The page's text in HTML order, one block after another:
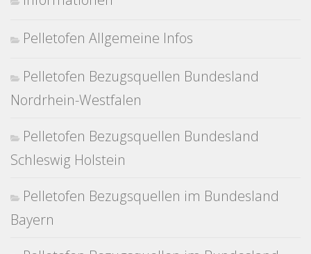
Pelletofen Allgemeine Infos
Pelletofen Bezugsquellen Bundesland
Nordrhein-Westfalen
Pelletofen Bezugsquellen Bundesland
Schleswig Holstein
Pelletofen Bezugsquellen im Bundesland
Bayern